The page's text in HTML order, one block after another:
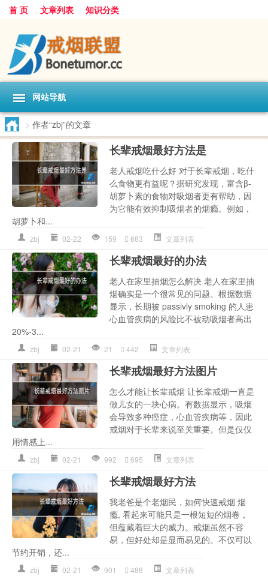
首 页 文章列表 知识分类
网站导航
> 作者“zbj”的文章
长辈戒烟最好方法是
老人戒烟吃什么好 对于长辈戒烟，吃什
么食物更有益呢？据研究发现，富含β-
胡萝卜素的食物对吸烟者更有帮助，因
为它能有效抑制吸烟者的烟瘾。例如，
胡萝卜和...
zbj 02-22 159 683 文章列表
长辈戒烟最好的办法
老人在家里抽烟怎么解决 老人在家里抽
烟确实是一个很常见的问题。根据数据
显示，长期被 passivly smoking 的人患
心血管疾病的风险比不被动吸烟者高出
20%-3...
zbj 02-21 21 442 文章列表
长辈戒烟最好方法图片
怎么才能让长辈戒烟 让长辈戒烟一直是
做儿女的一块心病。有数据显示，吸烟
会导致多种癌症，心血管疾病等，因此
戒烟对于长辈来说至关重要。但是仅仅
用情感上...
zbj 02-21 992 695 文章列表
长辈戒烟最好方法
我老爸是个老烟民，如何快速戒烟 烟
瘾, 看起来可能只是一根短短的烟卷，
但蕴藏着巨大的威力。戒烟虽然不容
易，但好处却是显而易见的。不仅可以
节约开销，还...
zbj 02-21 901 488 文章列表